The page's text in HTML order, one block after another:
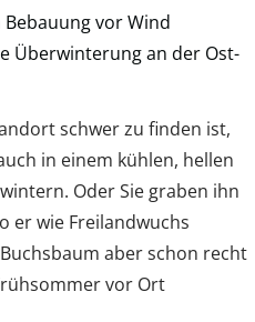
vor Wind
Überwinterung an der Ost-
schwer zu finden ist,
in einem kühlen, hellen
Oder Sie graben ihn
er wie Freilandwuchs
aber schon recht
vor Ort